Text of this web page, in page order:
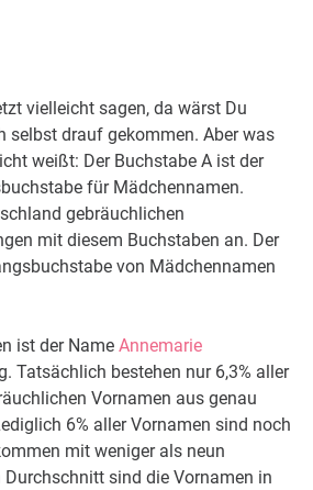
vielleicht sagen, da wärst Du
selbst drauf gekommen. Aber was
weißt: Der Buchstabe A ist der
für Mädchennamen.
gebräuchlichen
mit diesem Buchstaben an. Der
von Mädchennamen
ist der Name Annemarie
Tatsächlich bestehen nur 6,3% aller
Vornamen aus genau
6% aller Vornamen sind noch
mit weniger als neun
Durchschnitt sind die Vornamen in